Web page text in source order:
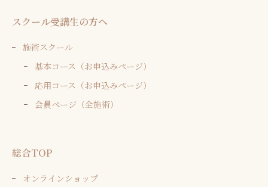
スクール受講生の方へ
施術スクール
基本コース（お申込みページ）
応用コース（お申込みページ）
会員ページ（全施術）
総合TOP
オンラインショップ